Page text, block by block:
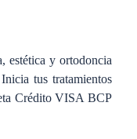
estética y ortodoncia
tus tratamientos
Crédito VISA BCP